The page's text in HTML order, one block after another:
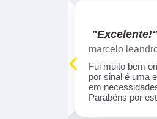
"Excelente!"
marcelo
Fui muito bem
por sinal é uma
em
Parabéns por
‹